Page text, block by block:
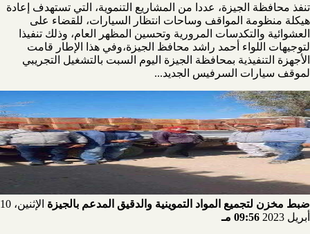
تنفذ محافظة الجيزة، عددا من المشاريع التنموية، التي تستهدف إعادة
هيكلة منظومة المواقف وساحات انتظار السيارات، للقضاء على
العشوائية والتكدسات المرورية وتحسين المظهر العام، وذلك تنفيذا
لتوجيهات اللواء أحمد راشد محافظ الجيزة،وفي هذا الإطار قامت
الأجهزة التنفيذية بمحافظة الجيزة اليوم السبت بالتشغيل التجريبي
لموقف سيارات السرفيس الجديد...
ضبط مخزن لتجميع المواد التموينية والدقيق المدعم بالجيزة
الإثنين، 10
أبريل 2023
09:56 مـ